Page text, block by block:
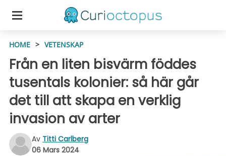
HOME > VETENSKAP
Från en liten bisvärm föddes
tusentals kolonier: så här går
det till att skapa en verklig
invasion av arter
Av Titti Carlberg
06 Mars 2024